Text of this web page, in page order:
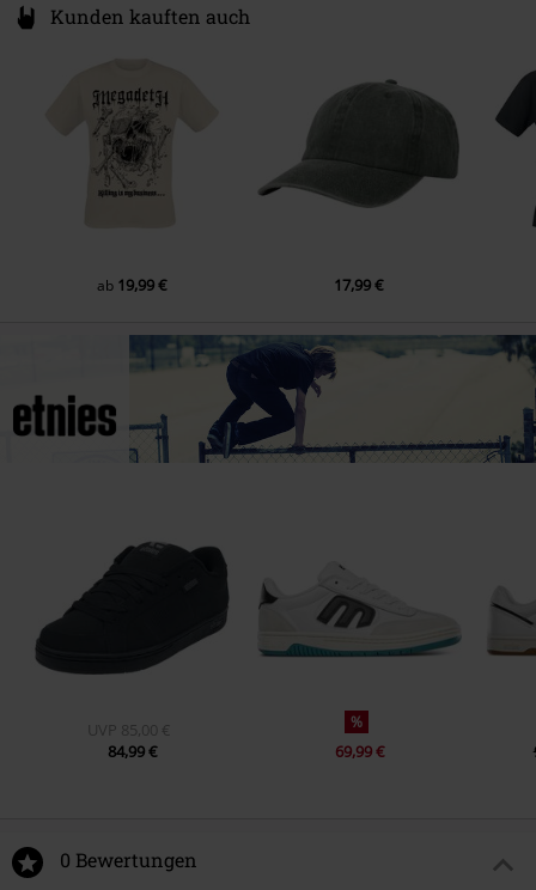
Kunden kauften auch
ab 19,99 € 17,99 €
UVP 85,00 €
84,99 €
%
69,99 €
0 Bewertungen